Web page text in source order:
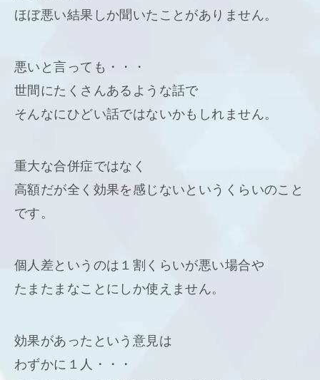
ほぼ悪い結果しか聞いたことがありません。
悪いと言っても・・・
世間にたくさんあるような話で
そんなにひどい話ではないかもしれません。
重大な合併症ではなく
高額だが全く効果を感じないというくらいのこと
です。
個人差というのは１割くらいが悪い場合や
たまたまなことにしか使えません。
効果があったという意見は
わずかに１人・・・